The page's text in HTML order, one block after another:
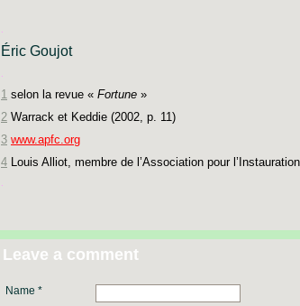
.
Éric Goujot
.
1 selon la revue « Fortune »
2 Warrack et Keddie (2002, p. 11)
3 www.apfc.org
4 Louis Alliot, membre de l’Association pour
.
Leave a comment
Name *